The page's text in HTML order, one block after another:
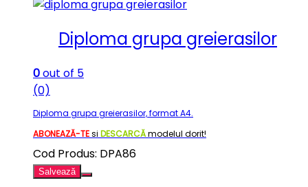
Diploma grupa greierasilor
0out of 5
(0)
Diploma grupa greierasilor, format A4.
ABONEAZĂ-TEsi DESCARCĂmodelul dorit!
Cod Produs: DPA86
Salvează